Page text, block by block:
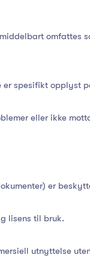
omfattes
er spesifikt opplyst
eller ikke
er
lisens til bruk.
utnyttelse